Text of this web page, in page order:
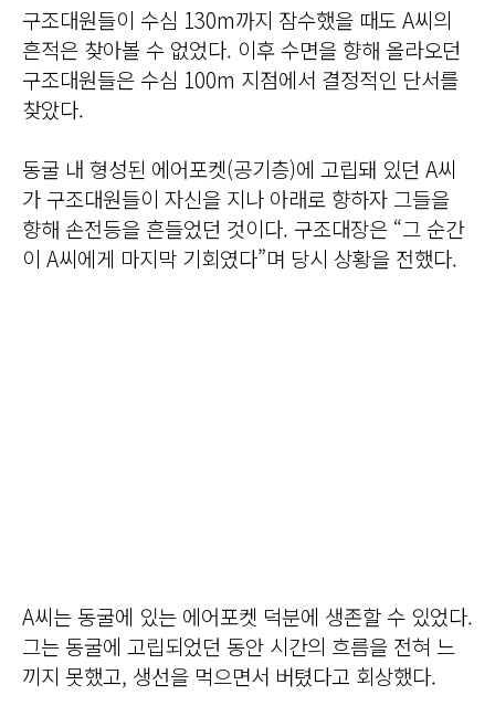
구조대원들이 수심 130m까지 잠수했을 때도 A씨의
흔적은 찾아볼 수 없었다. 이후 수면을 향해 올라오던
구조대원들은 수심 100m 지점에서 결정적인 단서를
찾았다.
동굴 내 형성된 에어포켓(공기층)에 고립돼 있던 A씨
가 구조대원들이 자신을 지나 아래로 향하자 그들을
향해 손전등을 흔들었던 것이다. 구조대장은 “그 순간
이 A씨에게 마지막 기회였다”며 당시 상황을 전했다.
A씨는 동굴에 있는 에어포켓 덕분에 생존할 수 있었다.
그는 동굴에 고립되었던 동안 시간의 흐름을 전혀 느
끼지 못했고, 생선을 먹으면서 버텼다고 회상했다.